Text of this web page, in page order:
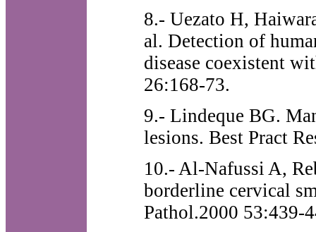
8.- Uezato H,
al. Detection of
disease coexistent
26:168-73.
9.- Lindeque BG.
lesions. Best Pract
10.- Al-Nafussi A,
borderline cervical
Pathol.2000 53:439-